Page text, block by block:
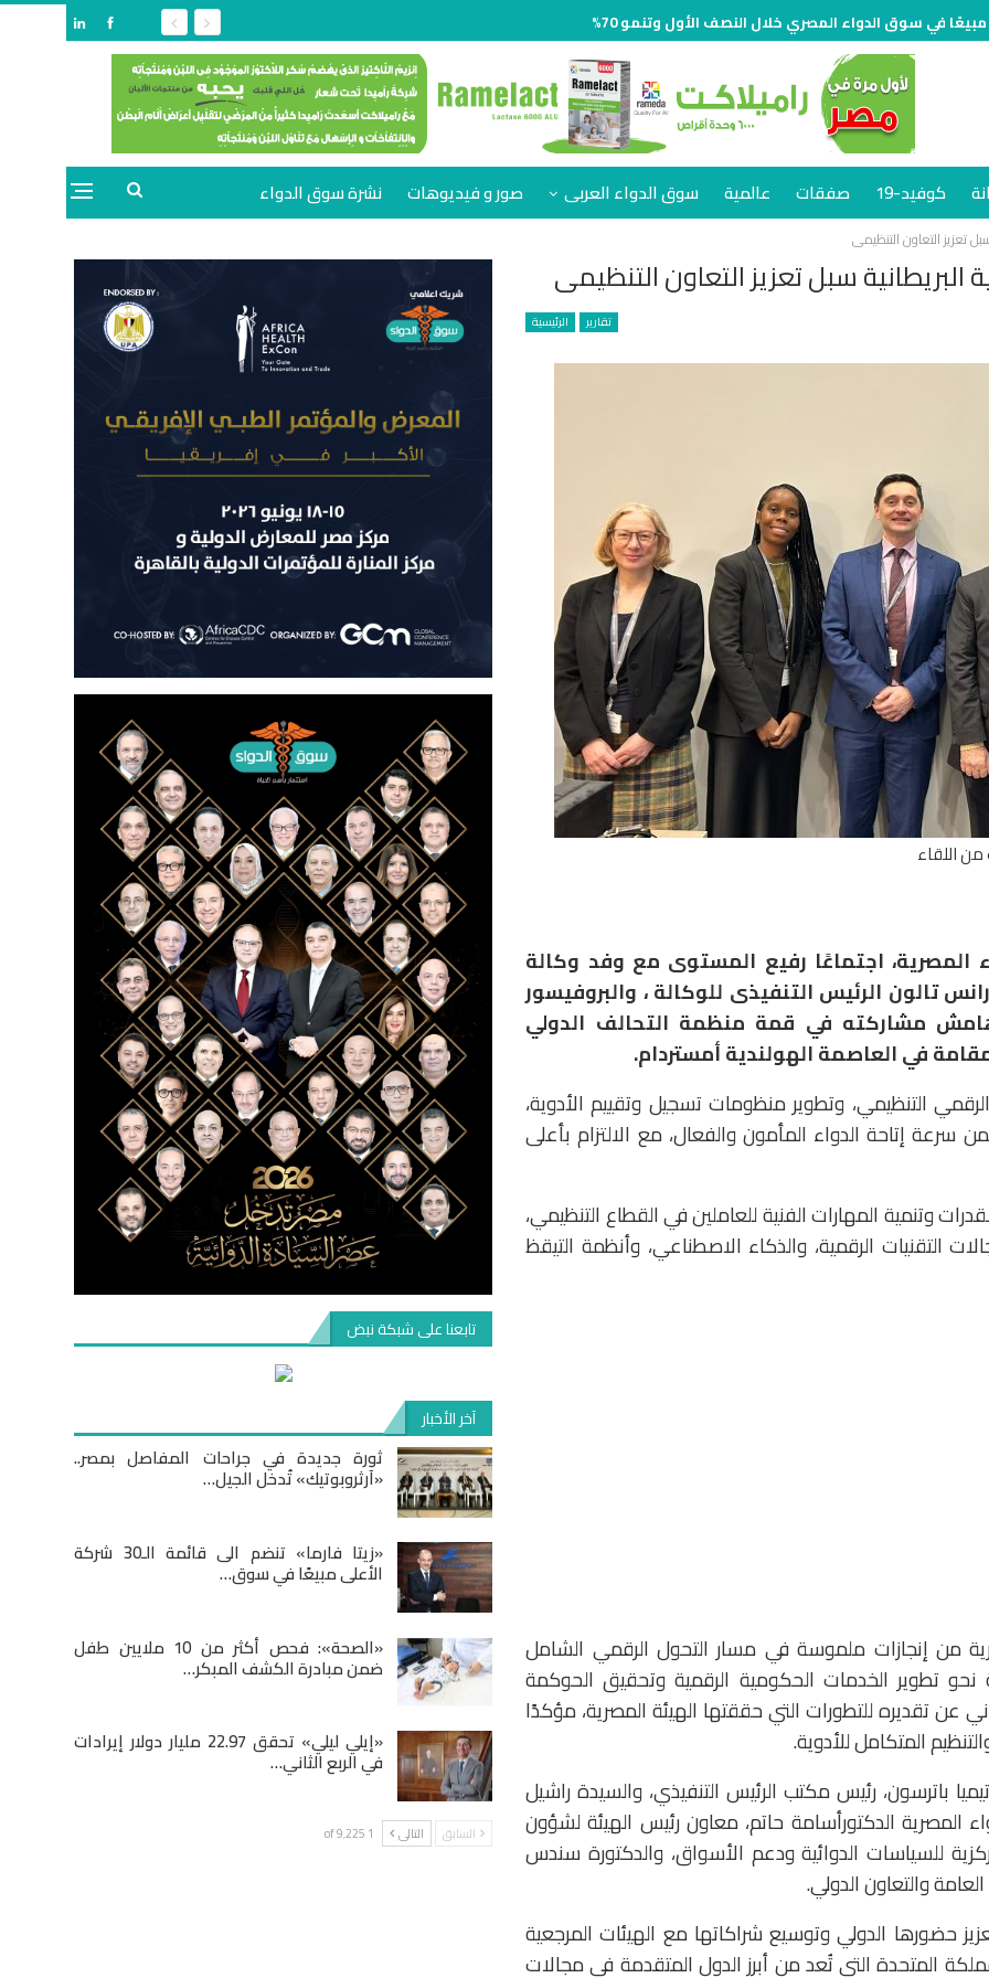
كوفيد-19 صفقات عالمية سوق الدواء العربى صور و فيديوهات نشرة سوق الدواء
تعزيز التعاون التنظيمى
سبل تعزيز التعاون التنظيمى
تقارير الرئيسية
اللقاء
المصرية، اجتماعًا رفيع المستوى مع وفد وكالة
تالون الرئيس التنفيذى للوكالة ، والبروفيسور
هامش مشاركته في قمة منظمة التحالف الدولي
التنظيمي، وتطوير منظومات تسجيل وتقييم الأدوية،
سرعة إتاحة الدواء المأمون والفعال، مع الالتزام بأعلى
وتنمية المهارات الفنية للعاملين في القطاع التنظيمي،
التقنيات الرقمية، والذكاء الاصطناعي، وأنظمة التيقظ
من إنجازات ملموسة في مسار التحول الرقمي الشامل
نحو تطوير الخدمات الحكومية الرقمية وتحقيق الحوكمة
عن تقديره للتطورات التي حققتها الهيئة المصرية، مؤكدًا
المتكامل للأدوية.
باترسون، رئيس مكتب الرئيس التنفيذي، والسيدة راشيل
المصرية الدكتورأسامة حاتم، معاون رئيس الهيئة لشؤون
للسياسات الدوائية ودعم الأسواق، والدكتورة سندس
والتعاون الدولي.
حضورها الدولي وتوسيع شراكاتها مع الهيئات المرجعية
المتحدة التي تُعد من أبرز الدول المتقدمة في مجالات
تابعنا على شبكة نبض
آخر الأخبار
ثورة جديدة في جراحات المفاصل بمصر..
«آرثروبوتيك» تُدخل الجيل…
«زيتا فارما» تنضم الى قائمة الـ30 شركة
الأعلى مبيعًا في سوق…
«الصحة»: فحص أكثر من 10 ملايين طفل
ضمن مبادرة الكشف المبكر…
«إيلي ليلي» تحقق 22.97 مليار دولار إيرادات
في الربع الثاني…
السابق التالى 1 of 9٬225